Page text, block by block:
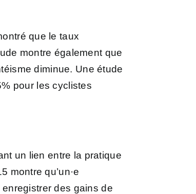
que le taux
montre également que
diminue. Une étude
pour les cyclistes
un lien entre la pratique
montre qu’un·e
des gains de